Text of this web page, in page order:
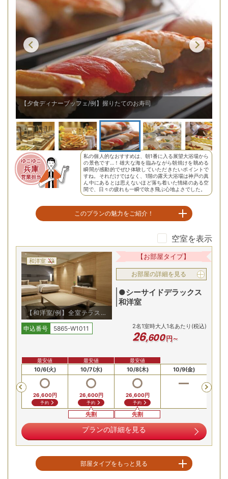
【夕食ディナーブッフェ/例】約60種類のメニュー
ゆこゆこ
兵庫
営業担当
私の個人的なおすすめは、朝1番に入る展望大浴場から
の景色です…！雄大な海を臨みながら朝焼けを眺める
瞬間が感動的でぜひ体験していただきたいポイントで
すね。それだけではなく、1階の露天大浴場は神戸の真
ん中にあるとは思えないほど落ち着いた情緒のある空
間で、日々の疲れも一瞬で吹き飛ぶ心地よさでした。
このプランの魅力をご紹介！
地下1,150ｍの地中から湧き出す温泉！
最上階オーシャンビュー展望露天風呂や、1階源泉掛け流し湯
など多様な湯船！最上階の展望風呂からは碧く広がる海と空
の眺望を、1階屋内大浴場では高濃度炭酸泉・暦風呂・水風
呂・かけ湯など多様な湯船が楽しめる
実演も充実！約60種類のブッフェ
空室を表示
和洋室
【和洋室/例】全室テラス付
オーシャンビューで海風を愉
しむ
【お部屋タイプ】
お部屋の詳細を見る
●シーサイドデラックス
和洋室
申込番号 5865-W1011 2名1室時大人1名あたり(税込)
26,600円～
Previous
10/6(火)
26,600円
予約
最安値
10/7(水)
26,600円
予約
先割
最安値
10/8(木)
26,600円
予約
先割
最安値
10/9(金)
プランの詳細を見る
部屋タイプをもっと見る